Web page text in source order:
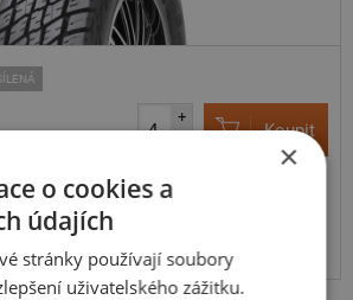
+
Koupit
Expedujeme do 5 dnů
prodejně v Opavě do 5 dnů.
×
o cookies a
údajích
stránky používají soubory
uživatelského zážitku.